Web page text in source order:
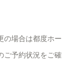
の場合は都度ホー
ご予約状況をご確